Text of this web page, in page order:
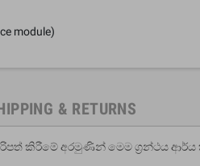
module)
& RETURNS
කිරීමේ අරමුණින් මෙම ග්‍රන්ථය